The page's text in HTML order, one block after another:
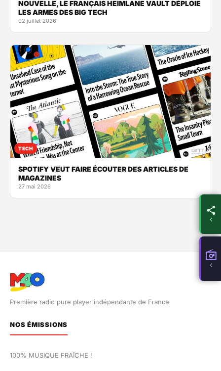
NOUVELLE, LE FRANÇAIS HEIMLANE VAULT DÉPLOIE
LES ARMES DES BIG TECH
02 juillet 2026
TECH
SPOTIFY VEUT FAIRE ÉCOUTER DES ARTICLES DE
MAGAZINES
27 mai 2026
Première radio pure player indépendante de France
NOS ÉMISSIONS
100% MUSIQUE FRAÎCHE !